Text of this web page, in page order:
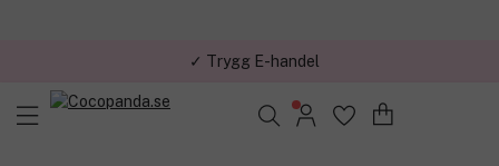
✓ Trygg E-handel